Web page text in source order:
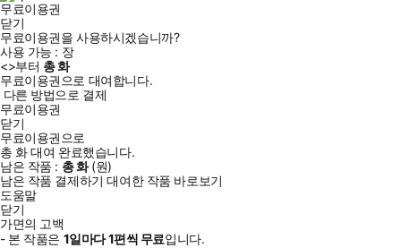
무료이용권
닫기
무료이용권을 사용하시겠습니까?
사용 가능 : 장
<>부터 총화
무료이용권으로 대여합니다.
다른 방법으로 결제
무료이용권
닫기
무료이용권으로
총 화대여 완료했습니다.
남은 작품 : 총화(원)
남은 작품 결제하기 대여한 작품 바로보기
도움말
닫기
가면의 고백
- 본 작품은 1일마다1편씩 무료입니다.